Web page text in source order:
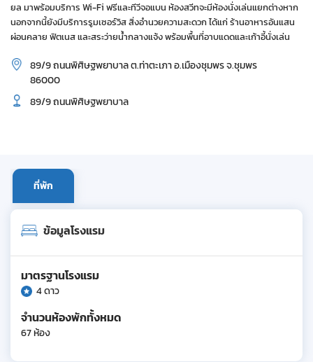
ยล มาพร้อมบริการ Wi-Fi ฟรีและทีวีจอแบน ห้องสวีทจะมีห้องนั่งเล่นแยกต่างหาก
นอกจากนี้ยังมีบริการรูมเซอร์วิส สิ่งอำนวยความสะดวก ได้แก่ ร้านอาหารอันแสน
ผ่อนคลาย ฟิตเนส และสระว่ายน้ำกลางแจ้ง พร้อมพื้นที่อาบแดดและเก้าอี้นั่งเล่น
89/9 ถนนพิศิษฐพยาบาล ต.ท่าตะเภา อ.เมืองชุมพร จ.ชุมพร
86000
89/9 ถนนพิศิษฐพยาบาล
ที่พัก
ข้อมูลโรงแรม
มาตรฐานโรงแรม
4 ดาว
จำนวนห้องพักทั้งหมด
67 ห้อง